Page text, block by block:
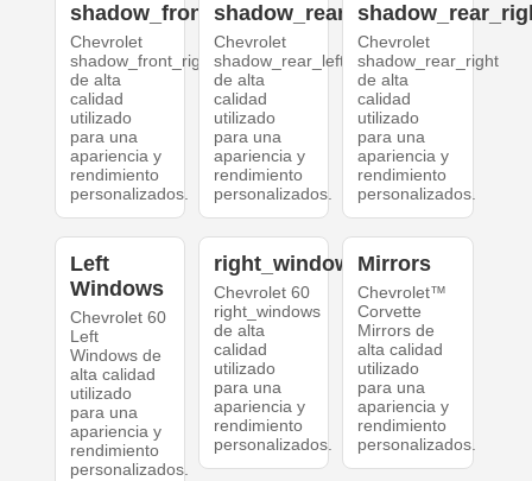
shadow_front_right
Chevrolet
shadow_front_right
de alta
calidad
utilizado
para una
apariencia y
rendimiento
personalizados.
shadow_rear_left
Chevrolet
shadow_rear_left
de alta
calidad
utilizado
para una
apariencia y
rendimiento
personalizados.
Chevrolet
shadow_rear_right
de alta
calidad
utilizado
para una
apariencia y
rendimiento
personalizados.
Left
Windows
Chevrolet 60
Left
Windows de
alta calidad
utilizado
para una
apariencia y
rendimiento
personalizados.
right_windows
Chevrolet 60
right_windows
de alta
calidad
utilizado
para una
apariencia y
rendimiento
personalizados.
Mirrors
Chevrolet™
Corvette
Mirrors de
alta calidad
utilizado
para una
apariencia y
rendimiento
personalizados.